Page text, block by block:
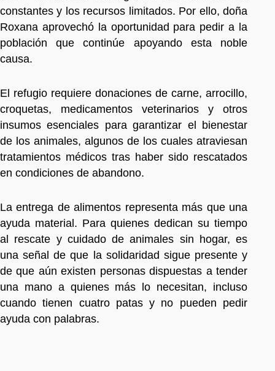
constantes y los recursos limitados. Por ello, doña
Roxana aprovechó la oportunidad para pedir a la
población que continúe apoyando esta noble
causa.
El refugio requiere donaciones de carne, arrocillo,
croquetas, medicamentos veterinarios y otros
insumos esenciales para garantizar el bienestar
de los animales, algunos de los cuales atraviesan
tratamientos médicos tras haber sido rescatados
en condiciones de abandono.
La entrega de alimentos representa más que una
ayuda material. Para quienes dedican su tiempo
al rescate y cuidado de animales sin hogar, es
una señal de que la solidaridad sigue presente y
de que aún existen personas dispuestas a tender
una mano a quienes más lo necesitan, incluso
cuando tienen cuatro patas y no pueden pedir
ayuda con palabras.